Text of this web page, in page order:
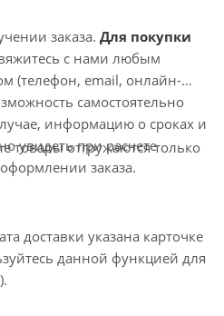
заказа. Для покупки
с нами любым
(телефон, email, онлайн-
самостоятельно
информацию о сроках и
увидеть при расчете
заказа.
товары отгружаются только
доставки указана карточке
данной функцией для